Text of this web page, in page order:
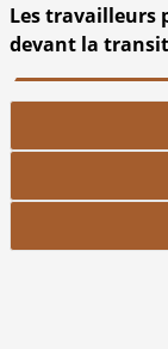
Les travailleurs
devant la